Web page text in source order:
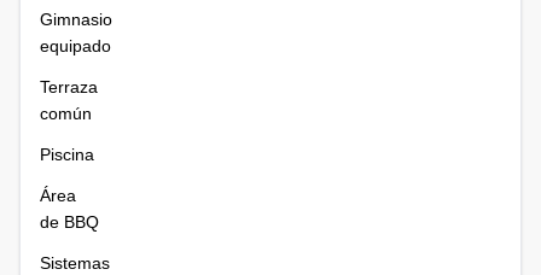
Gimnasio
equipado
Terraza
común
Piscina
Área
de BBQ
Sistemas